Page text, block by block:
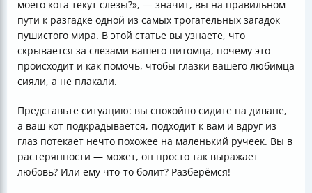
моего кота текут слезы?», — значит, вы на правильном
пути к разгадке одной из самых трогательных загадок
пушистого мира. В этой статье вы узнаете, что
скрывается за слезами вашего питомца, почему это
происходит и как помочь, чтобы глазки вашего любимца
сияли, а не плакали.
Представьте ситуацию: вы спокойно сидите на диване,
а ваш кот подкрадывается, подходит к вам и вдруг из
глаз потекает нечто похожее на маленький ручеек. Вы в
растерянности — может, он просто так выражает
любовь? Или ему что-то болит? Разберёмся!